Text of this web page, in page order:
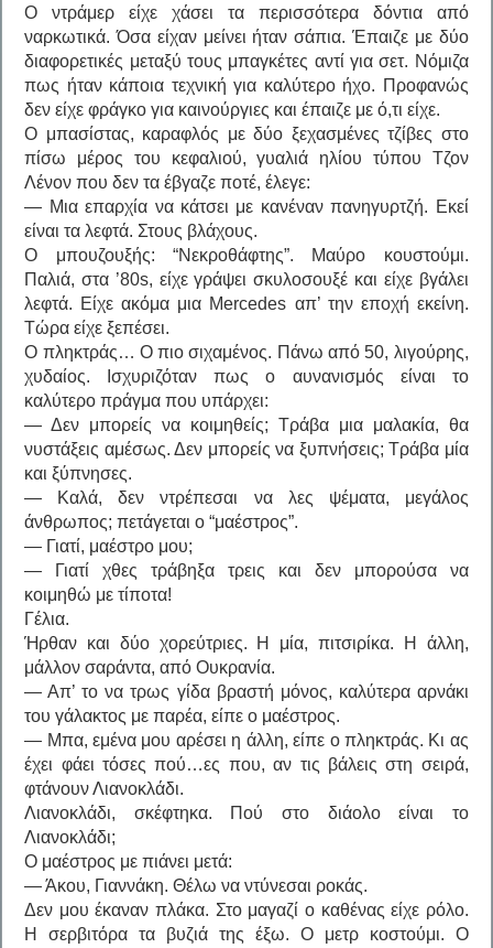
Ο ντράμερ είχε χάσει τα περισσότερα δόντια από
ναρκωτικά. Όσα είχαν μείνει ήταν σάπια. Έπαιζε με δύο
διαφορετικές μεταξύ τους μπαγκέτες αντί για σετ. Νόμιζα
πως ήταν κάποια τεχνική για καλύτερο ήχο. Προφανώς
δεν είχε φράγκο για καινούργιες και έπαιζε με ό,τι είχε.
Ο μπασίστας, καραφλός με δύο ξεχασμένες τζίβες στο
πίσω μέρος του κεφαλιού, γυαλιά ηλίου τύπου Τζον
Λένον που δεν τα έβγαζε ποτέ, έλεγε:
— Μια επαρχία να κάτσει με κανέναν πανηγυρτζή. Εκεί
είναι τα λεφτά. Στους βλάχους.
Ο μπουζουξής: “Νεκροθάφτης”. Μαύρο κουστούμι.
Παλιά, στα ’80s, είχε γράψει σκυλοσουξέ και είχε βγάλει
λεφτά. Είχε ακόμα μια Mercedes απ’ την εποχή εκείνη.
Τώρα είχε ξεπέσει.
Ο πληκτράς… Ο πιο σιχαμένος. Πάνω από 50, λιγούρης,
χυδαίος. Ισχυριζόταν πως ο αυνανισμός είναι το
καλύτερο πράγμα που υπάρχει:
— Δεν μπορείς να κοιμηθείς; Τράβα μια μαλακία, θα
νυστάξεις αμέσως. Δεν μπορείς να ξυπνήσεις; Τράβα μία
και ξύπνησες.
— Καλά, δεν ντρέπεσαι να λες ψέματα, μεγάλος
άνθρωπος; πετάγεται ο “μαέστρος”.
— Γιατί, μαέστρο μου;
— Γιατί χθες τράβηξα τρεις και δεν μπορούσα να
κοιμηθώ με τίποτα!
Γέλια.
Ήρθαν και δύο χορεύτριες. Η μία, πιτσιρίκα. Η άλλη,
μάλλον σαράντα, από Ουκρανία.
— Απ’ το να τρως γίδα βραστή μόνος, καλύτερα αρνάκι
του γάλακτος με παρέα, είπε ο μαέστρος.
— Μπα, εμένα μου αρέσει η άλλη, είπε ο πληκτράς. Κι ας
έχει φάει τόσες πού…ες που, αν τις βάλεις στη σειρά,
φτάνουν Λιανοκλάδι.
Λιανοκλάδι, σκέφτηκα. Πού στο διάολο είναι το
Λιανοκλάδι;
Ο μαέστρος με πιάνει μετά:
— Άκου, Γιαννάκη. Θέλω να ντύνεσαι ροκάς.
Δεν μου έκαναν πλάκα. Στο μαγαζί ο καθένας είχε ρόλο.
Η σερβιτόρα τα βυζιά της έξω. Ο μετρ κοστούμι. Ο